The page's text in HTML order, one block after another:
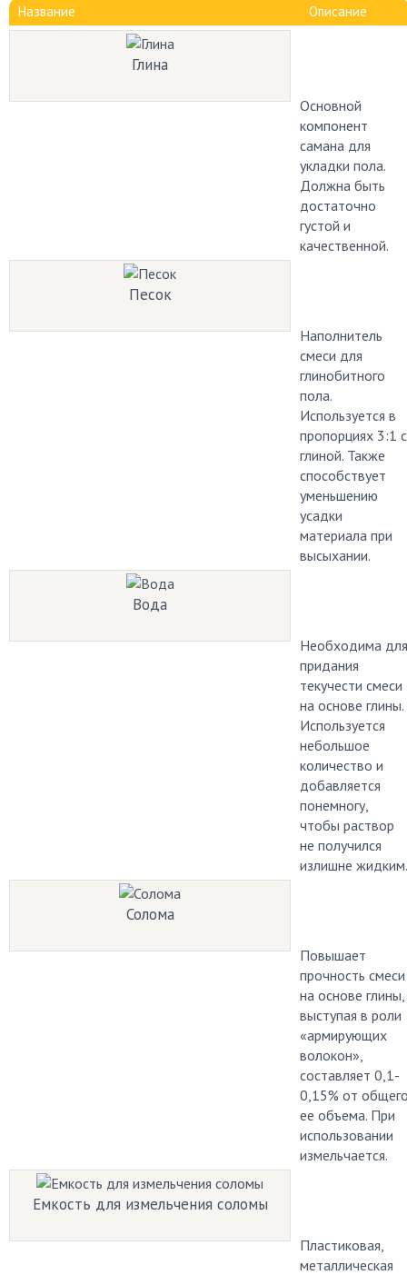
Название Описание
Глина
Основной
компонент
самана для
укладки пола.
Должна быть
достаточно
густой и
качественной.
Песок
Наполнитель
смеси для
глинобитного
пола.
Используется в
пропорциях 3:1 с
глиной. Также
способствует
уменьшению
усадки
материала при
высыхании.
Вода
Необходима для
придания
текучести смеси
на основе глины.
Используется
небольшое
количество и
добавляется
понемногу,
чтобы раствор
не получился
излишне жидким.
Солома
Повышает
прочность смеси
на основе глины,
выступая в роли
«армирующих
волокон»,
составляет 0,1-
0,15% от
ее объема. При
использовании
измельчается.
Емкость для измельчения соломы
Пластиковая,
металлическая